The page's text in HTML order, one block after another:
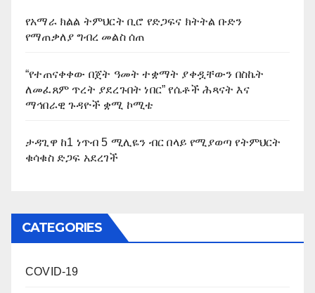
የአማራ ክልል ትምህርት ቢሮ የድጋፍና ክትትል ቡድን
የማጠቃለያ ግብረ መልስ ሰጠ
“የተጠናቀቀው በጀት ዓመት ተቋማት ያቀዷቸውን በስኬት
ለመፈጸም ጥረት ያደረጉበት ነበር” የሴቶች ሕጻናት እና
ማኅበራዊ ጉዳዮች ቋሚ ኮሚቴ
ታዳጊዋ ከ1 ነጥብ 5 ሚሊዬን ብር በላይ የሚያወጣ የትምህርት
ቁሳቁስ ድጋፍ አደረገች
CATEGORIES
COVID-19